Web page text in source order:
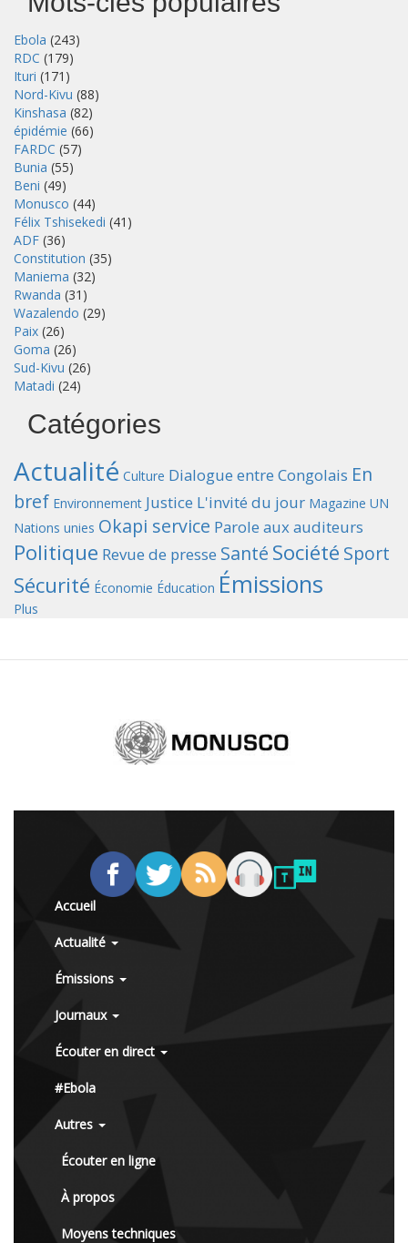
Ebola (243)
RDC (179)
Ituri (171)
Nord-Kivu (88)
Kinshasa (82)
épidémie (66)
FARDC (57)
Bunia (55)
Beni (49)
Monusco (44)
Félix Tshisekedi (41)
ADF (36)
Constitution (35)
Maniema (32)
Rwanda (31)
Wazalendo (29)
Paix (26)
Goma (26)
Sud-Kivu (26)
Matadi (24)
Catégories
Actualité Culture Dialogue entre Congolais En
bref Environnement Justice L'invité du jour Magazine UN
Nations unies Okapi service Parole aux auditeurs
Politique Revue de presse Santé Société Sport
Sécurité Économie Éducation Émissions
Plus
Accueil
Actualité
Émissions
Journaux
Écouter en direct
#Ebola
Autres
Écouter en ligne
À propos
Moyens techniques